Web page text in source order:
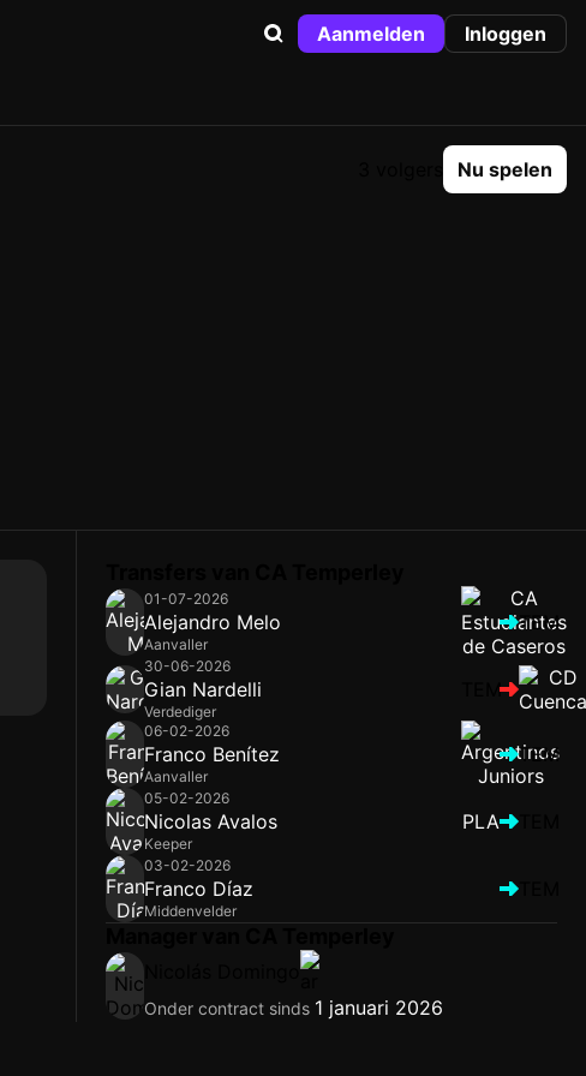
Aanmelden Inloggen
Nu spelen
01-07-2026
Alejandro Melo
Aanvaller
TEM
30-06-2026
Gian Nardelli
Verdediger
TEM
06-02-2026
Franco Benítez
Aanvaller
TEM
05-02-2026
Nicolas Avalos
Keeper
PLA
03-02-2026
Franco Díaz
Middenvelder
Onder contract sinds 1 januari 2026